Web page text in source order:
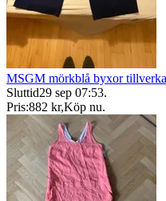
MSGM mörkblå byxor
Sluttid29 sep 07:53.
Pris:882 kr,Köp nu.